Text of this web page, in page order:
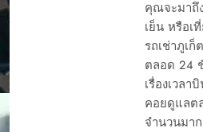
คุณจะมาถึ
เย็น หรือเ
รถเช่าภูเ
ตลอด 24
เรื่องเวลา
คอยดูแลต
จำนวนมา